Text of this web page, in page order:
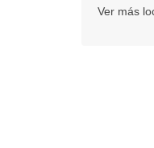
Ver más